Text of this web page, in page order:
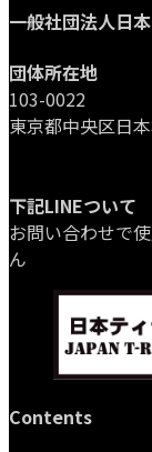
一般社団法人日
団体所在地
103-0022
東京都中央区日
下記LINEついて
お問い合わせで
ん
Contents